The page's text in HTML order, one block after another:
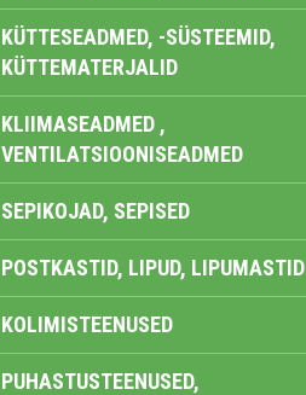
KÜTTESEADMED, -SÜSTEEMID,
KÜTTEMATERJALID
KLIIMASEADMED ,
VENTILATSIOONISEADMED
SEPIKOJAD, SEPISED
POSTKASTID, LIPUD, LIPUMASTID
KOLIMISTEENUSED
PUHASTUSTEENUSED,